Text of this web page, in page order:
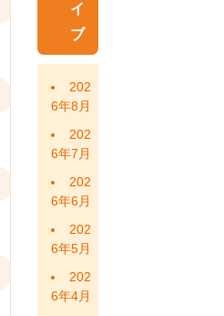
イ
ブ
202
6年8月
202
6年7月
202
6年6月
202
6年5月
202
6年4月